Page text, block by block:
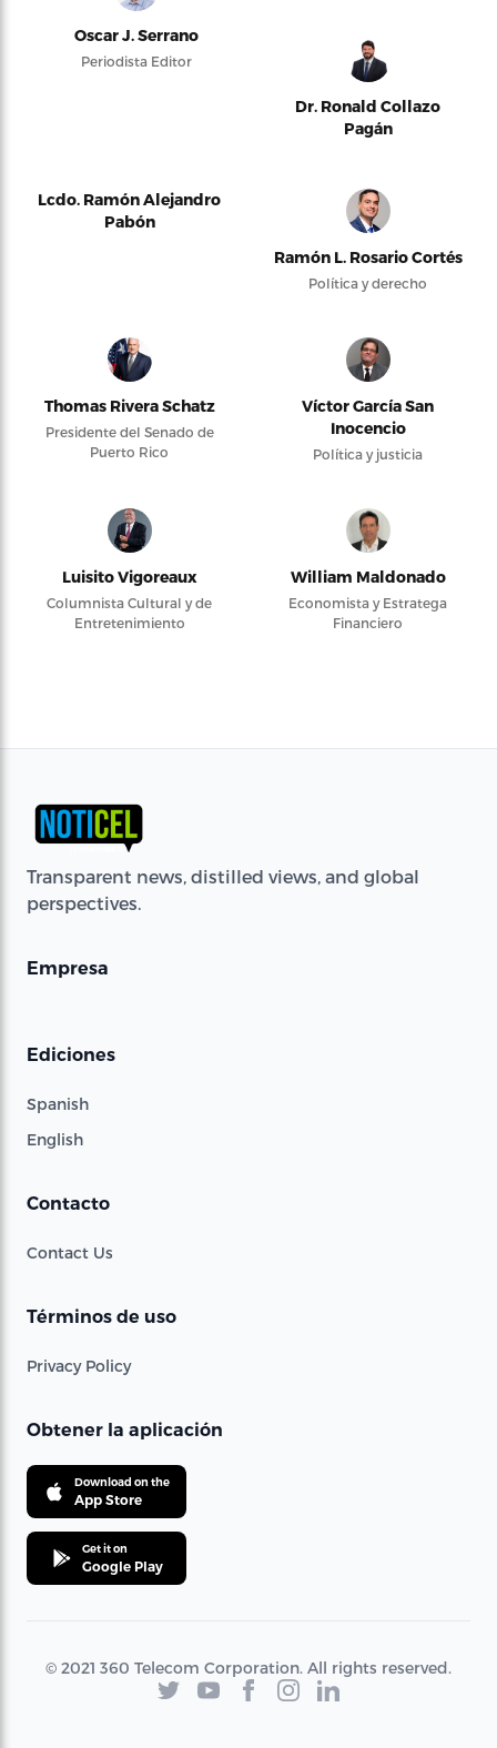
Oscar J. Serrano
Periodista Editor
Dr. Ronald Collazo
Pagán
Lcdo. Ramón Alejandro
Pabón
Ramón L. Rosario Cortés
Política y derecho
Thomas Rivera Schatz
Presidente del Senado de
Puerto Rico
Víctor García San
Inocencio
Política y justicia
Luisito Vigoreaux
Columnista Cultural y de
Entretenimiento
William Maldonado
Economista y Estratega
Financiero
Transparent news, distilled views, and global
perspectives.
Empresa
Ediciones
Spanish
English
Contacto
Contact Us
Términos de uso
Privacy Policy
Obtener la aplicación
Download on the
App Store
Get it on
Google Play
© 2021 360 Telecom Corporation. All rights reserved.